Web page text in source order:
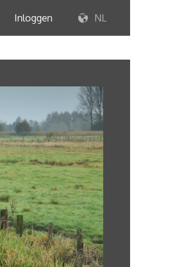
Inloggen NL